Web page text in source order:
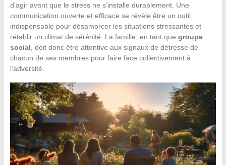
d’agir avant que le stress ne s’installe durablement. Une
communication ouverte et efficace se révèle être un outil
indispensable pour désamorcer les situations stressantes et
rétablir un climat de sérénité. La famille, en tant que groupe
social , doit donc être attentive aux signaux de détresse de
chacun de ses membres pour faire face collectivement à
l’adversité.